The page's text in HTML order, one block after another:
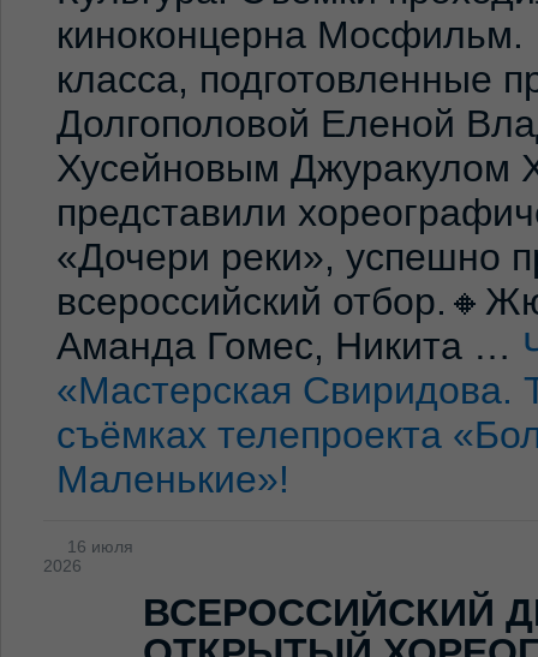
киноконцерна Мосфильм.
класса, подготовленные
Долгополовой Еленой
Хусейновым Джуракулом
представили
«Дочери реки», успешно
всероссийский
Аманда Гомес, Никита …
«Мастерская Свиридова.
съёмках телепроекта
Маленькие»!
16 июля
2026
ВСЕРОССИЙСКИЙ